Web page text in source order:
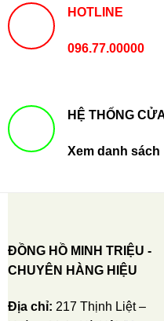
HOTLINE
096.77.00000
HỆ THỐNG
Xem danh sách
ĐỒNG HỒ MINH TRIỆU -
CHUYÊN HÀNG HIỆU
Địa chỉ: 217 Thịnh Liệt –